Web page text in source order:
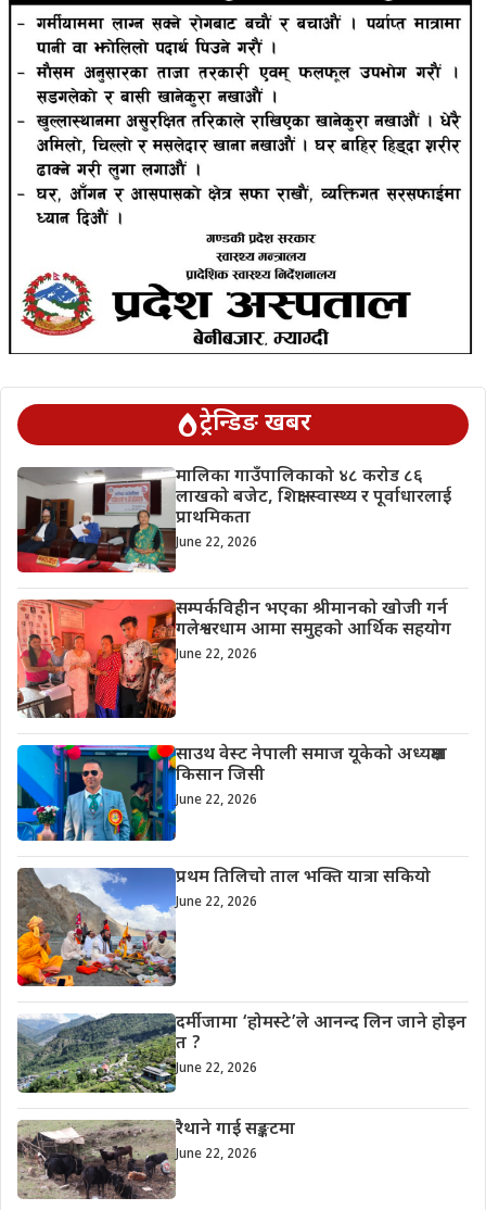
ट्रेन्डिङ खबर
मालिका गाउँपालिकाको ४८ करोड ८६
लाखको बजेट, शिक्षा-स्वास्थ्य र पूर्वाधारलाई
प्राथमिकता
June 22, 2026
सम्पर्कविहीन भएका श्रीमानको खोजी गर्न
गलेश्वरधाम आमा समुहको आर्थिक सहयोग
June 22, 2026
साउथ वेस्ट नेपाली समाज यूकेको अध्यक्षमा
किसान जिसी
June 22, 2026
प्रथम तिलिचो ताल भक्ति यात्रा सकियो
June 22, 2026
दर्मीजामा ‘होमस्टे’ले आनन्द लिन जाने होइन
त ?
June 22, 2026
रैथाने गाई सङ्कटमा
June 22, 2026